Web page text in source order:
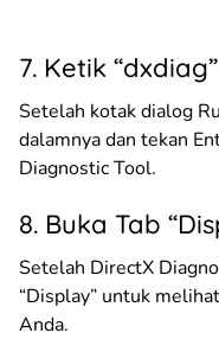
7. Ketik
Setelah kotak dialog
dalamnya dan tekan
Diagnostic Tool.
8. Buka Tab
Setelah DirectX
“Display” untuk
Anda.